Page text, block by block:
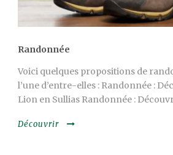
Randonnée
Voici quelques propositions de
l’une d’entre-elles : Randonnée :
Lion en Sullias Randonnée :
Découvrir